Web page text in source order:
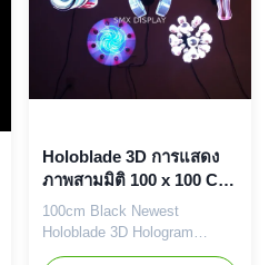
Holoblade 3D การแสดง
ภาพสามมิติ 100 x 100 Cm
สำหรับโฆษณาในร่ม
100cm Black Newest
Holoblade 3D Hologram
Players similar as Kino-Mo for